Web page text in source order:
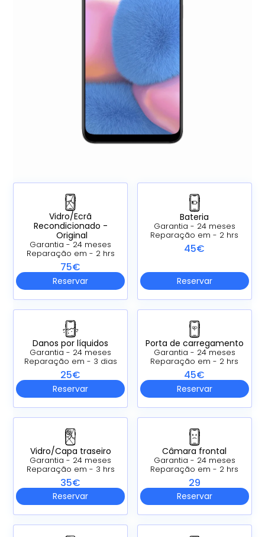
Vidro/Ecrã
Recondicionado -
Original
Garantia - 24 meses
Reparação em - 2 hrs
75€
Reservar
Bateria
Garantia - 24 meses
Reparação em - 2 hrs
45€
Reservar
Danos por líquidos
Garantia - 24 meses
Reparação em - 3 dias
25€
Reservar
Porta de carregamento
Garantia - 24 meses
Reparação em - 2 hrs
45€
Reservar
Vidro/Capa traseiro
Garantia - 24 meses
Reparação em - 3 hrs
35€
Reservar
Câmara frontal
Garantia - 24 meses
Reparação em - 2 hrs
29
Reservar